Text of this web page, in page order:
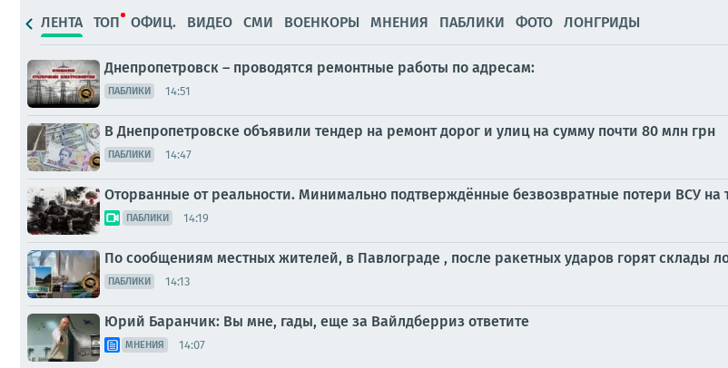
ЛЕНТА ТОП ОФИЦ. ВИДЕО СМИ ВОЕНКОРЫ МНЕНИЯ ПАБЛИКИ ФОТО ЛОНГРИДЫ
Днепропетровск – проводятся ремонтные работы по адресам:
ПАБЛИКИ 14:51
В Днепропетровске объявили тендер на ремонт дорог и улиц на сумму почти 80 млн грн
ПАБЛИКИ 14:47
Оторванные от реальности. Минимально подтверждённые безвозвратные потери ВСУ на
ПАБЛИКИ 14:19
По сообщениям местных жителей, в Павлограде , после ракетных ударов горят склады
ПАБЛИКИ 14:13
Юрий Баранчик: Вы мне, гады, еще за Вайлдберриз ответите
МНЕНИЯ 14:07